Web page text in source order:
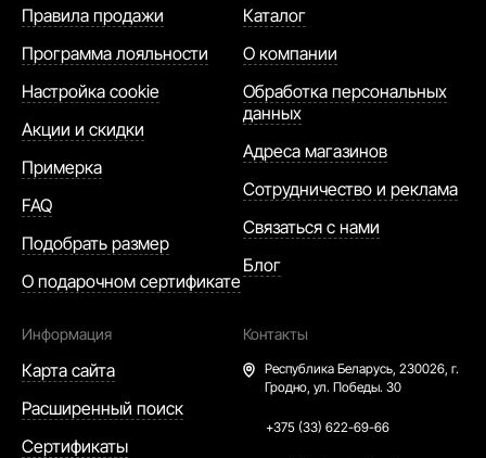
Правила продажи
Программа лояльности
Настройка cookie
Акции и скидки
Примерка
FAQ
Подобрать размер
О подарочном сертификате
Каталог
О компании
Обработка персональных
данных
Адреса магазинов
Сотрудничество и реклама
Связаться с нами
Блог
Информация
Карта сайта
Расширенный поиск
Сертификаты
Контакты
Республика Беларусь, 230026, г.
Гродно, ул. Победы. 30
+375 (33) 622-69-66